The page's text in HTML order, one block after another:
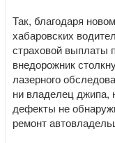
Так, благодаря
хабаровских
страховой выплаты
внедорожник
лазерного
ни владелец джипа,
дефекты не
ремонт